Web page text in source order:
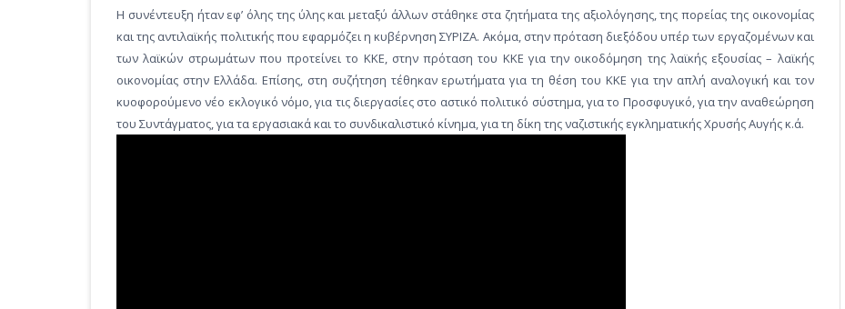
Δ. ΜΑΝΤΟΥΔΙΟΥ-ΛΙΜΝΗΣ
Δ. ΣΚΥΡΟΥ
Δ. ΜΑΚΡΑΚΩΜΗΣ
Δ. ΜΩΛΟΥ-ΑΓ.ΚΩΝ/ΝΟΥ
Δ. ΣΤΥΛΙΔΑΣ
ΑΓΡΟΤΙΚΑ
ΠΕΡΙΒΑΛΛΟΝ
ΕΠΙΣΤΗΜΗ
ΤΟΥ
ΚΚΕ
ΔΗΜΗΤΡΗΣ
ΚΟΥΤΣΟΥΜΠΑΣ
Η συνέντευξη ήταν εφ’ όλης της ύλης και μεταξύ άλλων στάθηκε στα ζητήματα της αξιολόγησης, της πορείας της οικονομίας
και της αντιλαϊκής πολιτικής που εφαρμόζει η κυβέρνηση ΣΥΡΙΖΑ. Ακόμα, στην πρόταση διεξόδου υπέρ των εργαζομένων και
των λαϊκών στρωμάτων που προτείνει το ΚΚΕ, στην πρόταση του ΚΚΕ για την οικοδόμηση της λαϊκής εξουσίας – λαϊκής
οικονομίας στην Ελλάδα. Επίσης, στη συζήτηση τέθηκαν ερωτήματα για τη θέση του ΚΚΕ για την απλή αναλογική και τον
κυοφορούμενο νέο εκλογικό νόμο, για τις διεργασίες στο αστικό πολιτικό σύστημα, για το Προσφυγικό, για την αναθεώρηση
του Συντάγματος, για τα εργασιακά και το συνδικαλιστικό κίνημα, για τη δίκη της ναζιστικής εγκληματικής Χρυσής Αυγής κ.ά.